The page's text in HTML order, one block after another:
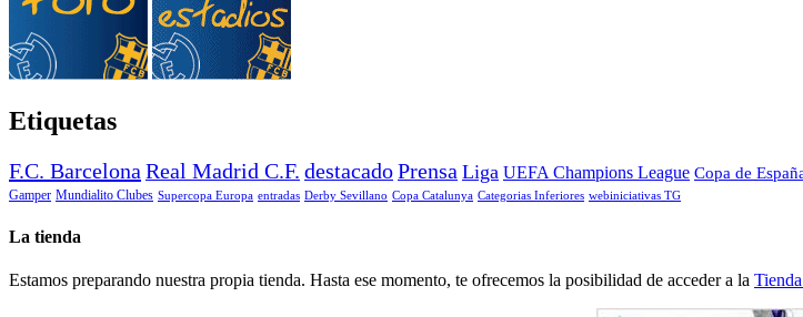
Etiquetas
F.C. Barcelona Real Madrid C.F. destacadoPrensa Liga UEFA Champions League Copa de
Gamper Mundialito Clubes Supercopa Europa entradas Derby Sevillano Copa Catalunya Categorias Inferiores webiniciativas TG
La tienda
Estamos preparando nuestra propia tienda. Hasta ese momento, te ofrecemos la posibilidad de acceder a la